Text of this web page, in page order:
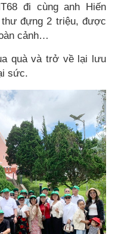
đi cùng anh Hiến
thư đựng 2 triệu, được
cảnh…
quà và trở về lại lưu
sức.